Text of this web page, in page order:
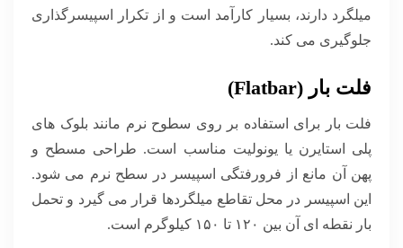
میلگرد دارند، بسیار کارآمد است و از تکرار اسپیسرگذاری
جلوگیری می کند.
فلت بار (Flatbar)
فلت بار برای استفاده بر روی سطوح نرم مانند بلوک های
پلی استایرن یا یونولیت مناسب است. طراحی مسطح و
پهن آن مانع از فرورفتگی اسپیسر در سطح نرم می شود.
این اسپیسر در محل تقاطع میلگردها قرار می گیرد و تحمل
بار نقطه ای آن بین ۱۲۰ تا ۱۵۰ کیلوگرم است.